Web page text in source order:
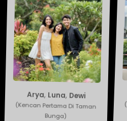
Arya, Luna, Dewi
(Kencan Pertama Di Taman
Bunga)